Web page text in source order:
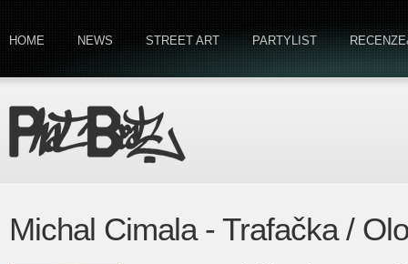
HOME NEWS STREET ART PARTYLIST
Michal Cimala - Trafačka /